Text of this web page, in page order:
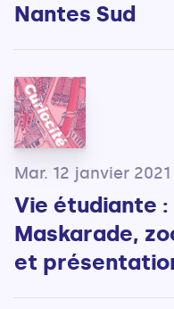
Nantes Sud
Mar. 12 janvier 2021
Vie étudiante
Maskarade,
et